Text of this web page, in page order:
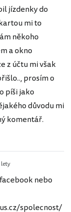
jízdenky do
mi to
někoho
a okno
z účtu mi však
prosím o
píši jako
důvodu mi
komentář.
lety
nebo
spolecnost/